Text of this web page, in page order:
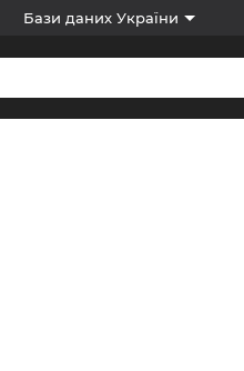
Бази даних України